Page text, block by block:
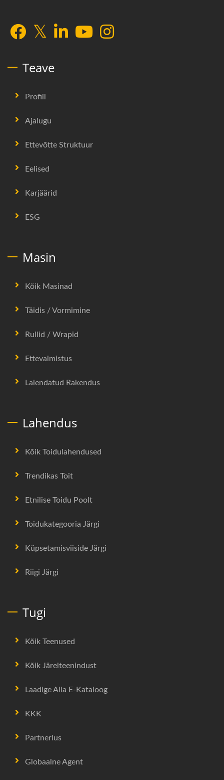
Teave
Profiil
Ajalugu
Ettevõtte Struktuur
Eelised
Karjäärid
ESG
Masin
Kõik Masinad
Täidis / Vormimine
Rullid / Wrapid
Ettevalmistus
Laiendatud Rakendus
Lahendus
Kõik Toidulahendused
Trendikas Toit
Etnilise Toidu Poolt
Toidukategooria Järgi
Küpsetamisviiside Järgi
Riigi Järgi
Tugi
Kõik Teenused
Kõik Järelteenindust
Laadige Alla E-Kataloog
KKK
Partnerlus
Globaalne Agent